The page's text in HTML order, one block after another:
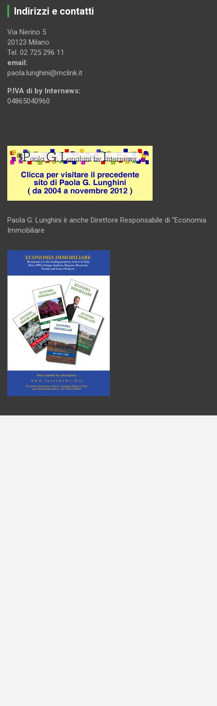
Indirizzi e contatti
Via Nerino 5
20123 Milano
Tel. 02 725 296 11
email:
paola.lunghini@mclink.it
P.IVA di by Internews:
04865040960
.
Paola G. Lunghini è anche Direttore Responsabile di “Economia
Immobiliare